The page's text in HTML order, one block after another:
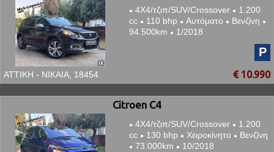
● 4Χ4/τζιπ/SUV/Crossover ● 1.200
cc ● 110 bhp ● Αυτόματο ● Βενζίνη ●
94.500km ● 1/2018
P
ΑΤΤΙΚΗ - ΝΙΚΑΙΑ, 18454 € 10.990
Citroen C4
● 4Χ4/τζιπ/SUV/Crossover ● 1.200
cc ● 130 bhp ● Χειροκίνητο ● Βενζίνη
● 73.000km ● 10/2018